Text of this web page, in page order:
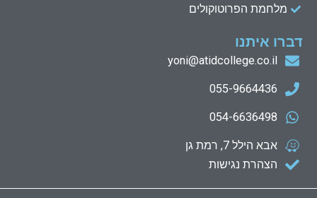
מלחמת הפרוטוקולים
דברו איתנו
yoni@atidcollege.co.il
055-9664436
054-6636498
אבא הילל 7, רמת גן
הצהרת נגישות